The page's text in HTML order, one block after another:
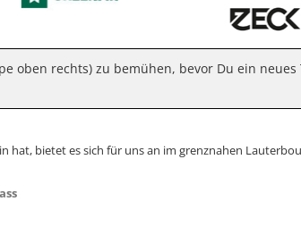
oben rechts) zu bemühen, bevor Du ein
bietet es sich für uns an im grenznahen